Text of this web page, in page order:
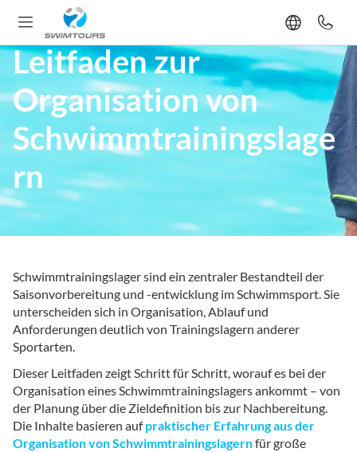
Leitfaden zur
Organisation von
Schwimmtrainingslage
rn
Schwimmtrainingslager sind ein zentraler Bestandteil der
Saisonvorbereitung und -entwicklung im Schwimmsport. Sie
unterscheiden sich in Organisation, Ablauf und
Anforderungen deutlich von Trainingslagern anderer
Sportarten.
Dieser Leitfaden zeigt Schritt für Schritt, worauf es bei der
Organisation eines Schwimmtrainingslagers ankommt – von
der Planung über die Zieldefinition bis zur Nachbereitung.
Die Inhalte basieren aufpraktischer Erfahrung aus der
Organisation von Schwimmtrainingslagernfür große